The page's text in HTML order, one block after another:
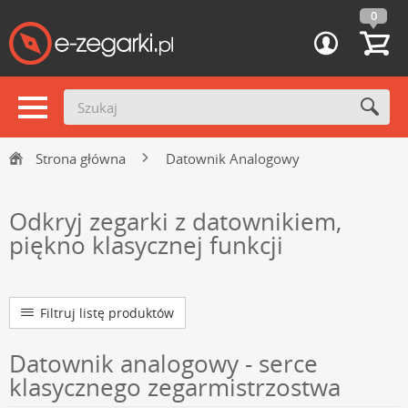
0
Strona główna Datownik Analogowy
Odkryj zegarki z datownikiem,
piękno klasycznej funkcji
Filtruj listę produktów
Datownik analogowy - serce
klasycznego zegarmistrzostwa